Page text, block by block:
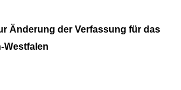
Änderung der Verfassung für das
Westfalen